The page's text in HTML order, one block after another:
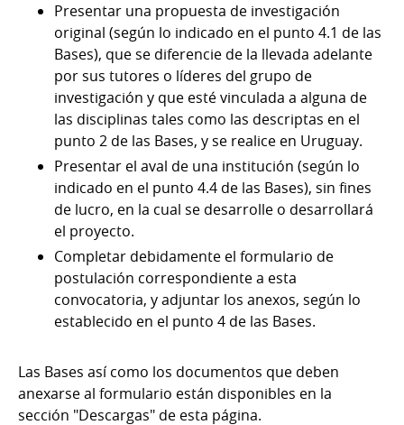
Presentar una propuesta de investigación
original (según lo indicado en el punto 4.1 de las
Bases), que se diferencie de la llevada adelante
por sus tutores o líderes del grupo de
investigación y que esté vinculada a alguna de
las disciplinas tales como las descriptas en el
punto 2 de las Bases, y se realice en Uruguay.
Presentar el aval de una institución (según lo
indicado en el punto 4.4 de las Bases), sin fines
de lucro, en la cual se desarrolle o desarrollará
el proyecto.
Completar debidamente el formulario de
postulación correspondiente a esta
convocatoria, y adjuntar los anexos, según lo
establecido en el punto 4 de las Bases.
Las Bases así como los documentos que deben
anexarse al formulario están disponibles en la
sección "Descargas" de esta página.